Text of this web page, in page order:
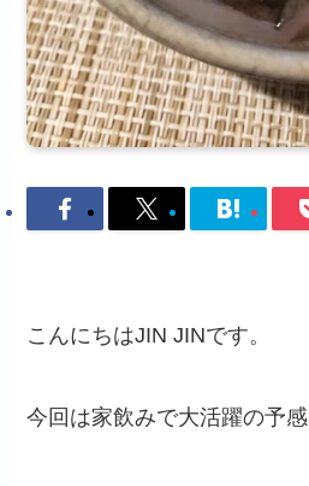
こんにちはJIN JINです。
今回は家飲みで大活躍の予感